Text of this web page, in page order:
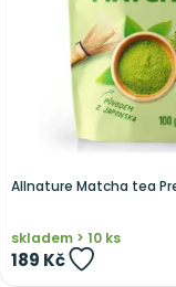
Allnature Matcha tea
skladem > 10 ks
189 Kč